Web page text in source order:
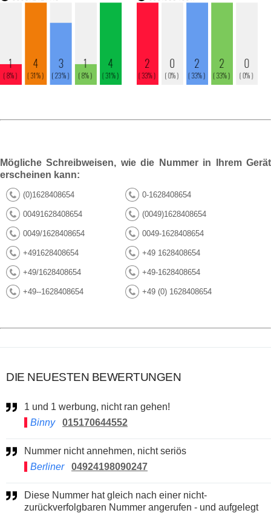
Mögliche Schreibweisen, wie die Nummer in Ihrem Gerät
erscheinen kann:
(0)1628408654 0-1628408654
00491628408654 (0049)1628408654
0049/1628408654 0049-1628408654
+491628408654 +49 1628408654
+49/1628408654 +49-1628408654
+49--1628408654 +49 (0) 1628408654
DIE NEUESTEN BEWERTUNGEN
1 und 1 werbung, nicht ran gehen!
Binny
015170644552
Nummer nicht annehmen, nicht seriös
Berliner
04924198090247
Diese Nummer hat gleich nach einer nicht-
zurückverfolgbaren Nummer angerufen - und aufgelegt